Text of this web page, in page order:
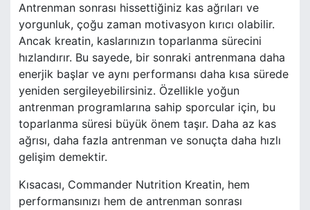
Antrenman sonrası hissettiğiniz kas ağrıları ve
yorgunluk, çoğu zaman motivasyon kırıcı olabilir.
Ancak kreatin, kaslarınızın toparlanma sürecini
hızlandırır. Bu sayede, bir sonraki antrenmana daha
enerjik başlar ve aynı performansı daha kısa sürede
yeniden sergileyebilirsiniz. Özellikle yoğun
antrenman programlarına sahip sporcular için, bu
toparlanma süresi büyük önem taşır. Daha az kas
ağrısı, daha fazla antrenman ve sonuçta daha hızlı
gelişim demektir.
Kısacası, Commander Nutrition Kreatin, hem
performansınızı hem de antrenman sonrası